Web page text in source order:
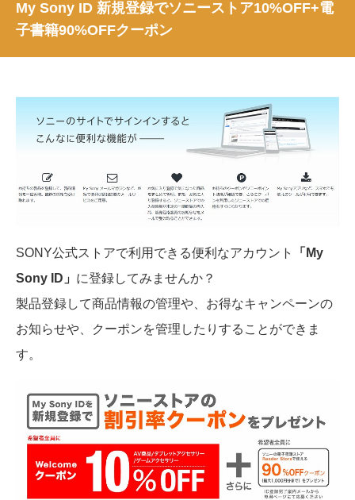
My Sony ID 新規登録でソニーストア10%OFF+電
子書籍90%OFFクーポン
SONY公式ストアで利用できる便利なアカウント
「My
Sony ID」 に登録してみませんか？
製品登録して商品情報の管理や、お得なキャンペーンの
お知らせや、クーポンを管理したりすることができま
す。